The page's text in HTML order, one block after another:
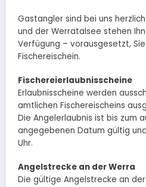
Gastangler sind bei uns
und der Werratalsee stehen
Verfügung – vorausgesetzt,
Fischereischein.
Fischereierlaubnisscheine
Erlaubnisscheine werden
amtlichen Fischereischeins
Die Angelerlaubnis ist bis zum
angegebenen Datum gültig
Uhr.
Angelstrecke an der Werra
Die gültige Angelstrecke an